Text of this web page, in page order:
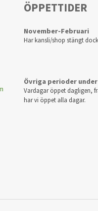
ÖPPETTIDER
November-Februari
Har kansli/shop stängt
Övriga perioder
Vardagar öppet dagligen,
har vi öppet alla dagar.